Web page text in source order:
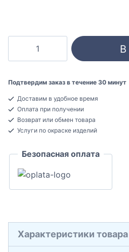
Deco
Молдинг
декоративный
Полистирол
В
Подтвердим заказ в течение 30 минут
Доставим в удобное время
Оплата при получении
Возврат или обмен товара
Услуги по окраске изделий
Безопасная оплата
Характеристики товара